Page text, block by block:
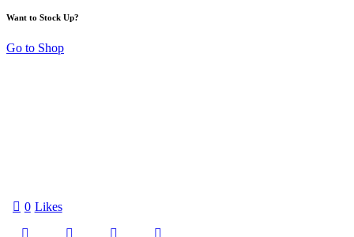
Want to Stock Up?
Go to Shop
0 Likes